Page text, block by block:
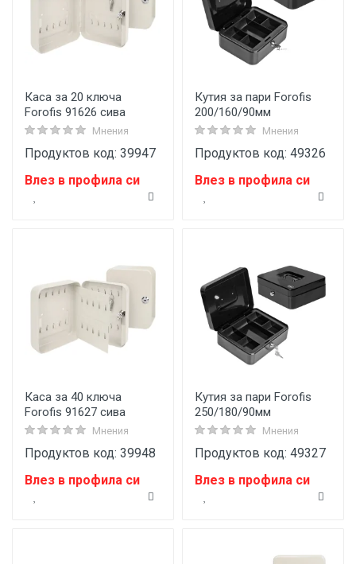
Каса за 20 ключа
Forofis 91626 сива
Мнения
Продуктов код: 39947
Влез в профила си
Кутия за пари Forofis
200/160/90мм
Мнения
Продуктов код: 49326
Влез в профила си
Каса за 40 ключа
Forofis 91627 сива
Мнения
Продуктов код: 39948
Влез в профила си
Кутия за пари Forofis
250/180/90мм
Мнения
Продуктов код: 49327
Влез в профила си